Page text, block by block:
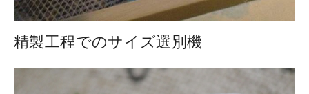
精製工程でのサイズ選別機